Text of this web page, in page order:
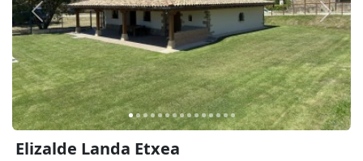
Anterior
Elizalde Landa Etxea